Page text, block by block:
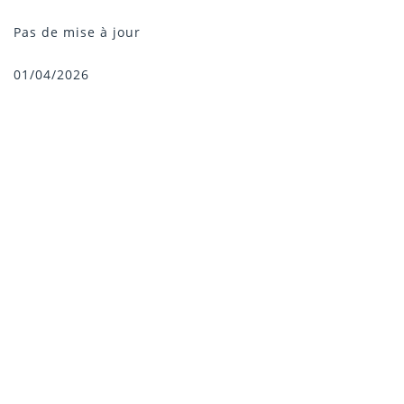
Pas de mise à jour
01/04/2026